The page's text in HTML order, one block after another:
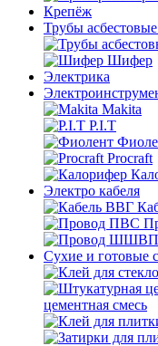
Крепёж
Трубы
Шифер
Электрика
Makita
P.I.T
Procraft
Электро кабеля
Сухие и готовые
цементная смесь